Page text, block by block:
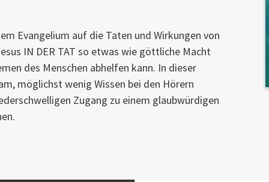
Evangelium auf die Taten und Wirkungen von
IN DER TAT so etwas wie göttliche Macht
des Menschen abhelfen kann. In dieser
möglichst wenig Wissen bei den Hörern
Zugang zu einem glaubwürdigen